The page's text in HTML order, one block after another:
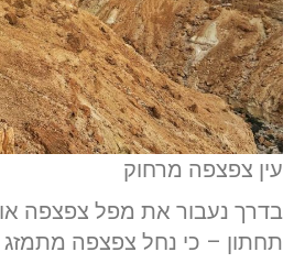
עין צפצפה מרחוק
בדרך נעבור את מפל צפצפה
תחתון – כי נחל צפצפה